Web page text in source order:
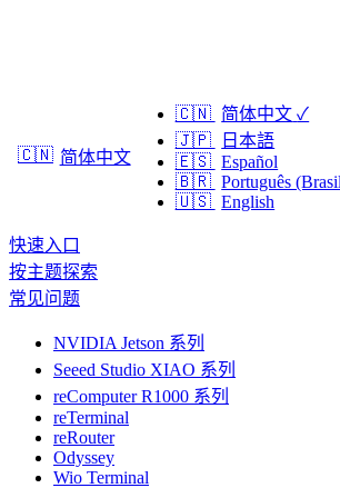
🇨🇳 简体中文
🇨🇳 简体中文 ✓
🇯🇵
日本語
🇪🇸 Español
🇧🇷 Português
🇺🇸 English
快速入口
按主题探索
常见问题
NVIDIA Jetson 系列
Seeed Studio XIAO 系列
reComputer R1000 系列
reTerminal
reRouter
Odyssey
Wio Terminal